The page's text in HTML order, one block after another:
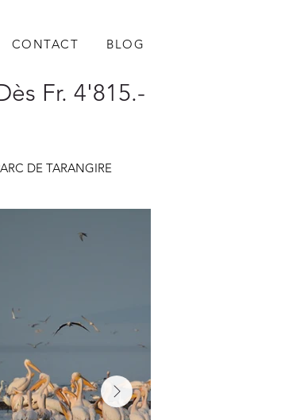
CONTACT BLOG
Fr. 4'815.-
DE TARANGIRE